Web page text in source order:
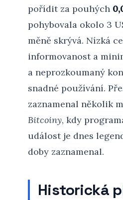
pořídit za pouhých
pohybovala okolo 3
měně skrývá. Nízká
informovanost a
a neprozkoumaný
snadné používání.
zaznamenal několik
Bitcoiny, kdy
událost je dnes
doby zaznamenal.
Historická